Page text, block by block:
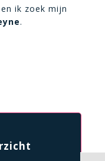
ik zoek mijn
.